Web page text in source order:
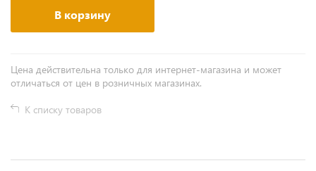
В корзину
Цена действительна только для интернет-магазина и может
отличаться от цен в розничных магазинах.
К списку товаров